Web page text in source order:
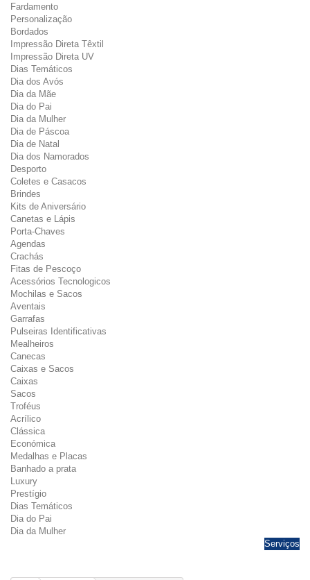
Fardamento
Personalização
Bordados
Impressão Direta Têxtil
Impressão Direta UV
Dias Temáticos
Dia dos Avós
Dia da Mãe
Dia do Pai
Dia da Mulher
Dia de Páscoa
Dia de Natal
Dia dos Namorados
Desporto
Coletes e Casacos
Brindes
Kits de Aniversário
Canetas e Lápis
Porta-Chaves
Agendas
Crachás
Fitas de Pescoço
Acessórios Tecnologicos
Mochilas e Sacos
Aventais
Garrafas
Pulseiras Identificativas
Mealheiros
Canecas
Caixas e Sacos
Caixas
Sacos
Troféus
Acrílico
Clássica
Económica
Medalhas e Placas
Banhado a prata
Luxury
Prestígio
Dias Temáticos
Dia do Pai
Dia da Mulher
Serviços